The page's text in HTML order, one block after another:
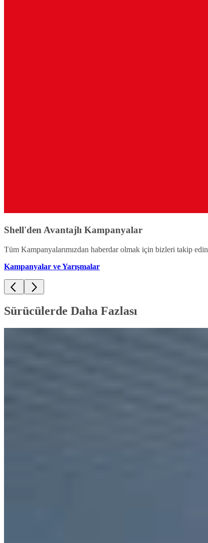
Shell'den Avantajlı Kampanyalar
Tüm Kampanyalarımızdan haberdar olmak için bizleri takip edin
Kampanyalar ve Yarışmalar
Sürücülerde Daha Fazlası